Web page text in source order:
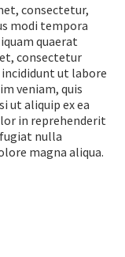
consectetur,
modi tempora
quaerat
consectetur
ut labore
veniam, quis
ut aliquip ex ea
in reprehenderit
nulla
magna aliqua.